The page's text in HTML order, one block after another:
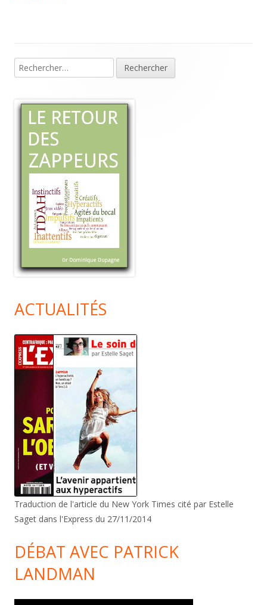
Main
Rechercher :
ACTUALITÉS
Traduction de l'article du New York Times cité par Estelle
Saget dans l'Express du 27/11/2014
DÉBAT AVEC PATRICK
LANDMAN